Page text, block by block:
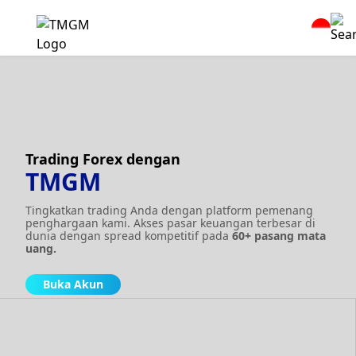
Trading Forex dengan
TMGM
Tingkatkan trading Anda dengan platform pemenang
penghargaan kami. Akses pasar keuangan terbesar di
dunia dengan spread kompetitif pada 60+ pasang mata
uang.
Buka Akun